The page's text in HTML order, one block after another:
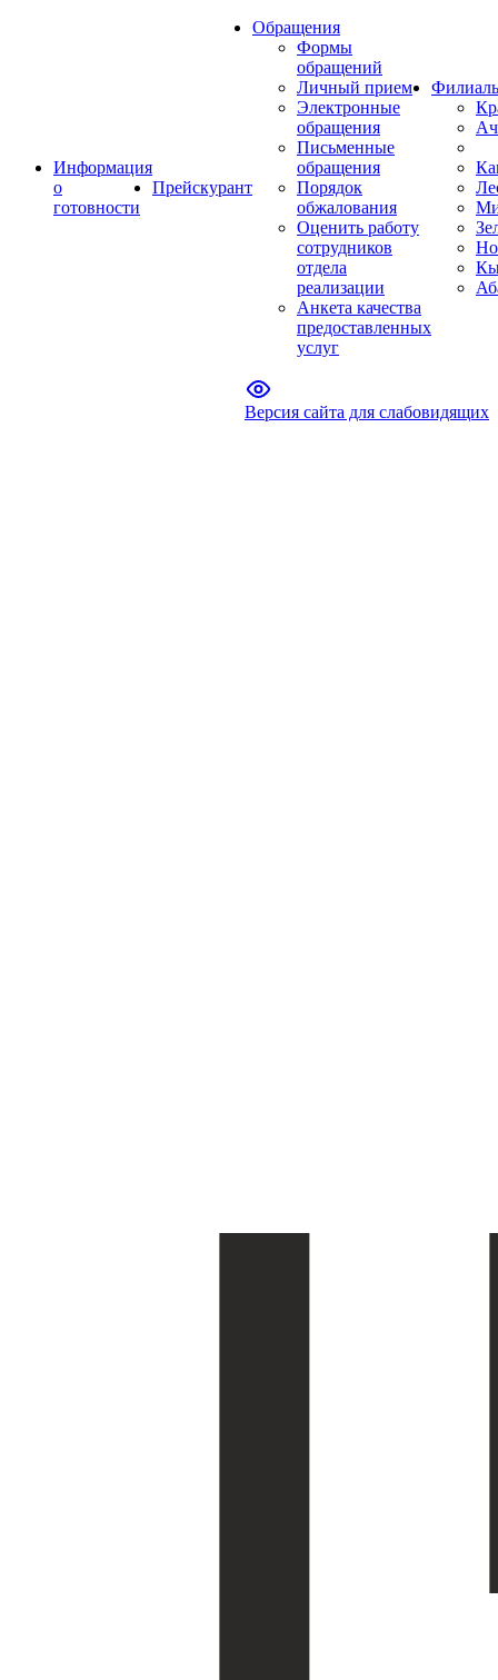
Информация
о
готовности
Прейскурант
Обращения
Формы
обращений
Личный прием
Электронные
обращения
Письменные
обращения
Порядок
обжалования
Оценить работу
сотрудников
отдела
реализации
Анкета качества
предоставленных
услуг
Версия сайта для слабовидящих